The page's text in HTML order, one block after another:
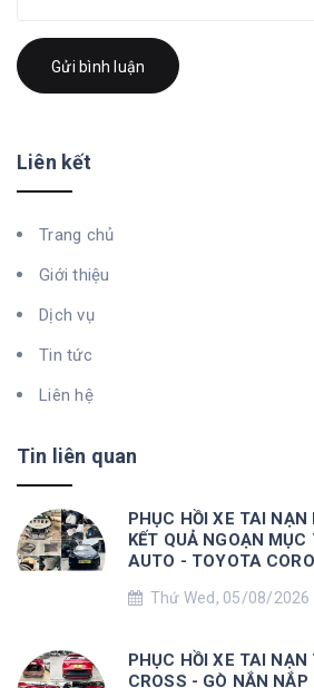
Gửi bình luận
Liên kết
Trang chủ
Giới thiệu
Dịch vụ
Tin tức
Liên hệ
Tin liên quan
PHỤC HỒI XE TAI NẠN
KẾT QUẢ NGOẠN
AUTO - TOYOTA
Thứ Wed, 05/08/2026
PHỤC HỒI XE TAI
CROSS - GÒ NẮN